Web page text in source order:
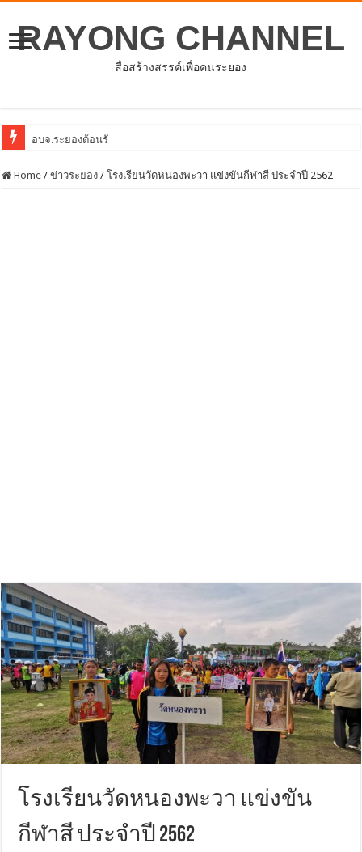
RAYONG CHANNEL
สื่อสร้างสรรค์เพื่อคนระยอง
อบจ.ระยองต้อนรับคณะจากตัวแทนศูนย์ธุรกิจจีน – อาเซีย
Home / ข่าวระยอง / โรงเรียนวัดหนองพะวา แข่งขันกีฬาสี ประจำปี 2562
โรงเรียนวัดหนองพะวา แข่งขัน
กีฬาสี ประจำปี 2562